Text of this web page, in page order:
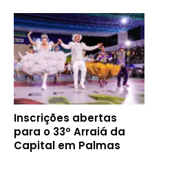
Inscrições abertas
para o 33º Arraiá da
Capital em Palmas